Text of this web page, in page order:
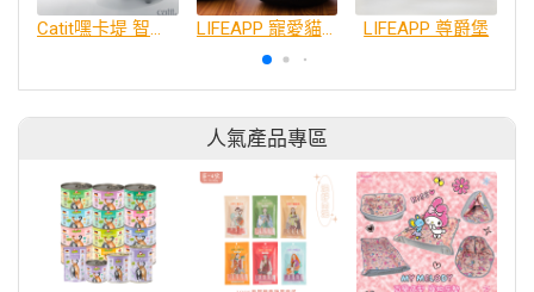
Catit嘿卡堤 智能靜音飲水器2.5L系列 LIFEAPP 寵愛貓窩/叢林版 LIFEAPP 尊爵堡
人氣產品專區